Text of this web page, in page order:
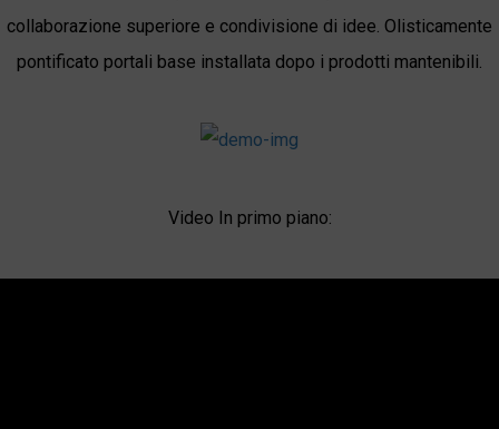
collaborazione superiore e condivisione di idee. Olisticamente
pontificato portali base installata dopo i prodotti mantenibili.
Video In primo piano: